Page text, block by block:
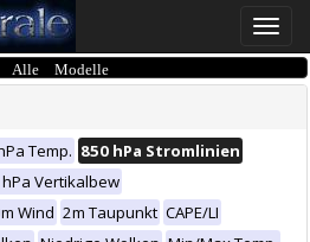
Toggle
Modelle
Temp. 850 hPa Stromlinien
Vertikalbew
Wind 2m Taupunkt CAPE/LI